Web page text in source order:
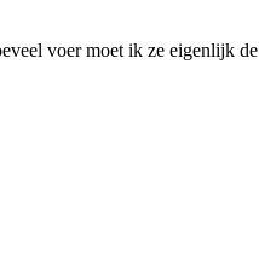
voer moet ik ze eigenlijk de